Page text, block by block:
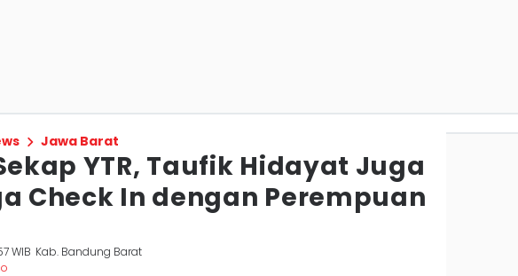
Jawa Barat
YTR, Taufik Hidayat Juga
Check In dengan Perempuan
WIB Kab. Bandung Barat